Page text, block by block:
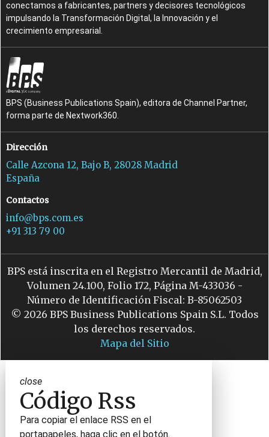
conectamos a fabricantes, partners y decisores tecnológicos
impulsando la Transformación Digital, la Innovación y el
crecimiento empresarial.
BPS (Business Publications Spain), editora de Channel Partner,
forma parte de Nextwork360.
Dirección
Calle Azcona 12, Bajo B, 28028 Madrid
España
Contactos
info@bps.com.es
+91 313 79 00
BPS está inscrita en el Registro Mercantil de Madrid,
Volumen 24.100, Folio 172, Página M-433036 -
Número de Identificación Fiscal: B-85062503
© 2026 BPS Business Publications Spain S.L. Todos
los derechos reservados.
Mapa del Sitio
close
Código Rss
Para copiar el enlace RSS en el
portapapeles, haga clic en el botón.